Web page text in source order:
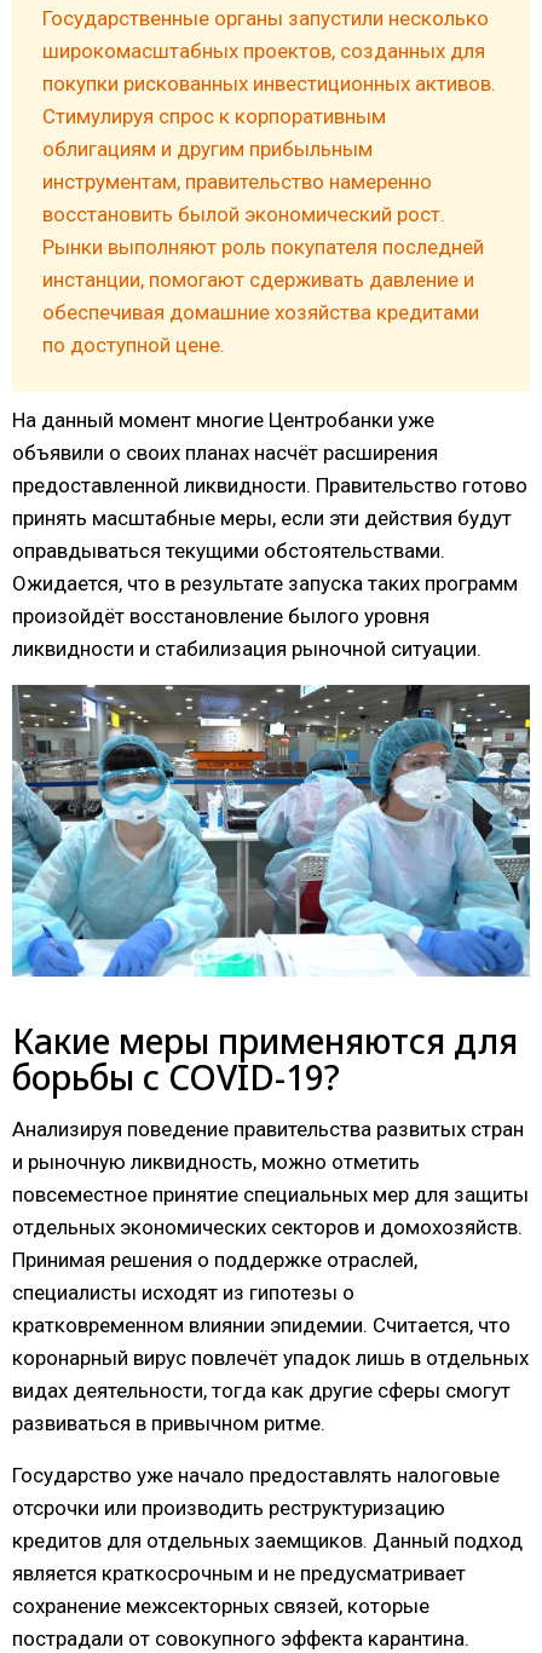
Государственные органы запустили несколько
широкомасштабных проектов, созданных для
покупки рискованных инвестиционных активов.
Стимулируя спрос к корпоративным
облигациям и другим прибыльным
инструментам, правительство намеренно
восстановить былой экономический рост.
Рынки выполняют роль покупателя последней
инстанции, помогают сдерживать давление и
обеспечивая домашние хозяйства кредитами
по доступной цене.
На данный момент многие Центробанки уже
объявили о своих планах насчёт расширения
предоставленной ликвидности. Правительство готово
принять масштабные меры, если эти действия будут
оправдываться текущими обстоятельствами.
Ожидается, что в результате запуска таких программ
произойдёт восстановление былого уровня
ликвидности и стабилизация рыночной ситуации.
Какие меры применяются для
борьбы с COVID-19?
Анализируя поведение правительства развитых стран
и рыночную ликвидность, можно отметить
повсеместное принятие специальных мер для защиты
отдельных экономических секторов и домохозяйств.
Принимая решения о поддержке отраслей,
специалисты исходят из гипотезы о
кратковременном влиянии эпидемии. Считается, что
коронарный вирус повлечёт упадок лишь в отдельных
видах деятельности, тогда как другие сферы смогут
развиваться в привычном ритме.
Государство уже начало предоставлять налоговые
отсрочки или производить реструктуризацию
кредитов для отдельных заемщиков. Данный подход
является краткосрочным и не предусматривает
сохранение межсекторных связей, которые
пострадали от совокупного эффекта карантина.